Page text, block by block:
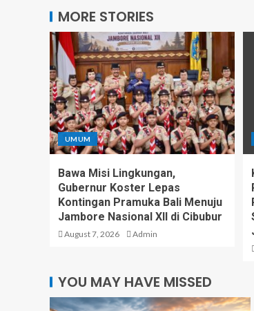
MORE STORIES
UMUM
Bawa Misi Lingkungan,
Gubernur Koster Lepas
Kontingan Pramuka Bali Menuju
Jambore Nasional XII di Cibubur
August 7, 2026 Admin
YOU MAY HAVE MISSED